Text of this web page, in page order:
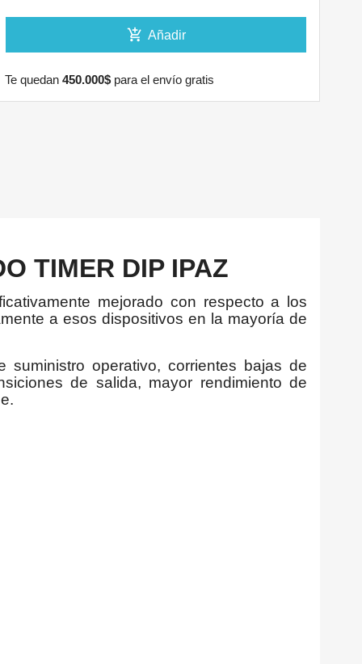
add_shopping_cart Añadir
Te quedan450.000$ para el envío gratis
TIMER DIP IPAZ
mejorado con respecto a los
a esos dispositivos en la mayoría de
operativo, corrientes bajas de
de salida, mayor rendimiento de